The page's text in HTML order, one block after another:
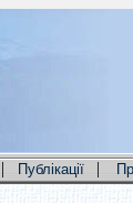
| Публікації |